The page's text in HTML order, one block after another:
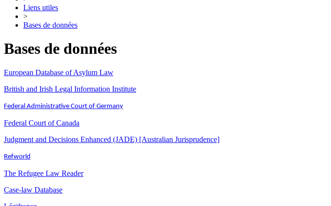
Liens utiles
>
Bases de données
Bases de données
European Database of Asylum Law
British and Irish Legal Information Institute
Federal Administrative Court of Germany
Federal Court of Canada
Judgment and Decisions Enhanced (JADE) [Australian Jurisprudence]
Refworld
The Refugee Law Reader
Case-law Database